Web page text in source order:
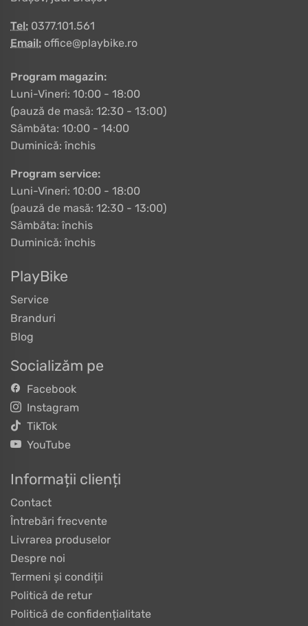
Tel: 0377.101.561
Email: office@playbike.ro
Program magazin:
Luni-Vineri: 10:00 - 18:00
(pauză de masă: 12:30 - 13:00)
Sâmbăta: 10:00 - 14:00
Duminică: închis
Program service:
Luni-Vineri: 10:00 - 18:00
(pauză de masă: 12:30 - 13:00)
Sâmbăta: închis
Duminică: închis
PlayBike
Service
Branduri
Blog
Socializăm pe
Facebook
Instagram
TikTok
YouTube
Informații clienți
Contact
Întrebări frecvente
Livrarea produselor
Despre noi
Termeni și condiții
Politică de retur
Politică de confidențialitate